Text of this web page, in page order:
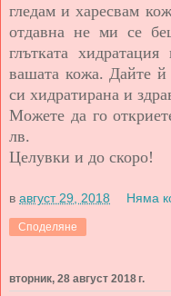
гледам и харесвам
отдавна не ми се
глътката
вашата кожа. Дайте
си хидратирана и
Можете да го
лв.
Целувки и до скоро!
в август 29, 2018 Няма
Споделяне
вторник, 28 август 2018 г.